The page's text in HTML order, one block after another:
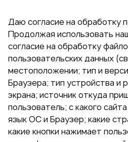
Даю согласие на обработку
Продолжая использовать
согласие на обработку
пользовательских данных
местоположении; тип и
Браузера; тип устройства и
экрана; источник откуда
пользователь; с какого
язык ОС и Браузер; какие
какие кнопки нажимает